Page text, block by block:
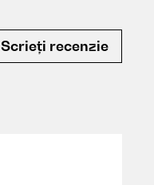
Scrieți recenzie